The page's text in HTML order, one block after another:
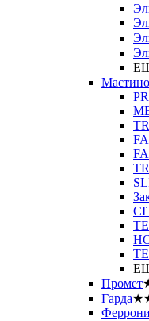
Мастино
Промет
Гарда
Феррони